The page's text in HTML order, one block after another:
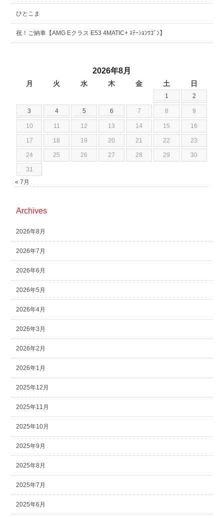
ひとこま
祝！ご納車【AMG Eクラス E53 4MATIC+ ｽﾃｰｼｮﾝﾜｺﾞﾝ】
2026年8月
月 火 水 木 金 土 日
1 2
3 4 5 6 7 8 9
10 11 12 13 14 15 16
17 18 19 20 21 22 23
24 25 26 27 28 29 30
31
« 7月
Archives
2026年8月
2026年7月
2026年6月
2026年5月
2026年4月
2026年3月
2026年2月
2026年1月
2025年12月
2025年11月
2025年10月
2025年9月
2025年8月
2025年7月
2025年6月